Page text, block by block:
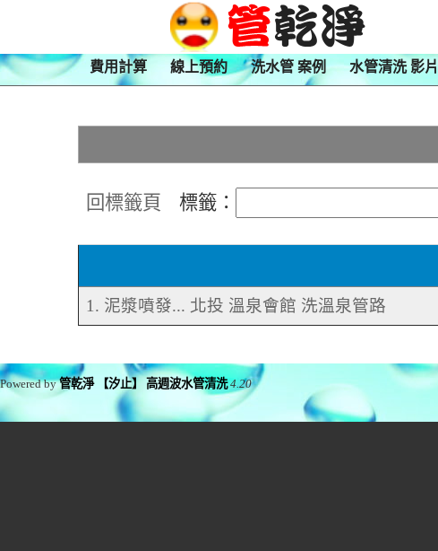
費用計算 線上預約 洗水管 案例 水管清洗 影片
回標籤頁 標籤：
1. 泥漿噴發... 北投 溫泉會館 洗溫泉管路
Powered by管乾淨 【汐止】 高週波水管清洗 4.20